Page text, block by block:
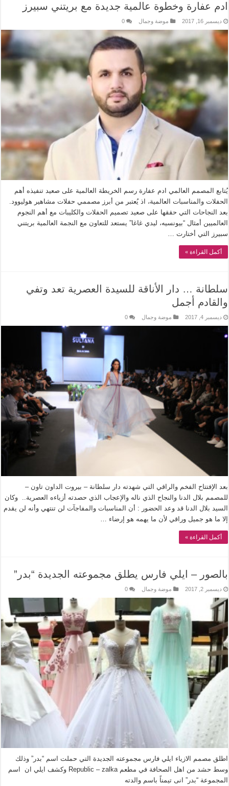
ادم عفارة وخطوة عالمية جديدة مع بريتني سبيرز
ديسمبر 16, 2017 موضة وجمال 0
‏يُتابع المصمم العالمي ادم عفارة رسم الخريطة العالمية على صعيد تنفيذه أهم
الحفلات والمناسبات العالمية، اذ يُعتبر من أبرز مصممي حفلات مشاهير هوليوود. ‏
‏بعد النجاحات التي حققها على صعيد تصميم الحفلات والكليبات مع أهم النجوم
العالميين أمثال “بيونسيه، ليدي غاغا” يستعد للتعاون مع النجمة العالمية بريتني
سبيرز التي أختارت …
أكمل القراءة »
سلطانة … دار الأناقة للسيدة العصرية تعد وتفي
والقادم أجمل
ديسمبر 4, 2017 موضة وجمال 0
بعد الإفتتاح الفخم والراقي التي شهدته دار سلطانة – بيروت الداون تاون –
للمصمم بلال الدنا والنجاح الذي ناله والإعجاب الذي حصدته أزياءه العصرية.. وكان
السيد بلال الدنا قد وعد الحضور : أن المناسبات والمفاجآت لن تنتهي وأنه لن يقدم
إلا ما هو جميل وراقي لأن ما يهمه هو إرضاء …
أكمل القراءة »
بالصور – ايلي فارس يطلق مجموعته الجديدة “بدر”
ديسمبر 2, 2017 موضة وجمال 0
اطلق مصمم الازياء ايلي فارس مجموعته الجديدة التي حملت اسم “بدر” وذلك
وسط حشد من اهل الصحافة في مطعم Republic – zalka وكشف ايلي ان اسم
المجموعة “بدر” انى تيمناً باسم والدته